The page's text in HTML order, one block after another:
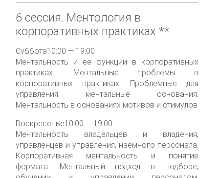
6 сессия. Ментология в
корпоративных практиках **
Суббота10:00 — 19:00
Ментальность и ее функции в корпоративных
практиках. Ментальные проблемы в
корпоративных практиках. Проблемные для
управления ментальные основания.
Ментальность в основаниях мотивов и стимулов
Воскресенье10:00 — 19:00
Ментальность владельцев и владения,
управленцев и управления, наемного персонала.
Корпоративная ментальность и понятие
формата. Ментальный подход в подборе,